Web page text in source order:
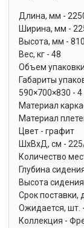
Длина, мм -
Ширина, мм -
Высота, мм - 810
Вес, кг - 48
Объем
Габариты
590×700×830 - 4
Материал
Материал
Цвет - графит
ШхВхД, см -
Количество
Глубина
Высота
Срок поставки,
Ожидается, шт.
Коллекция -